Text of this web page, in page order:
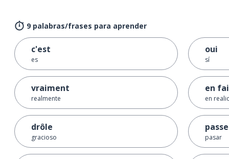
9 palabras/frases para aprender
c'est
es
vraiment
realmente
drôle
gracioso
oui
sí
en
en
pasar